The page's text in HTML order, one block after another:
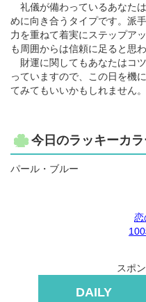
礼儀が備わっているあなた
めに向き合うタイプです。派
力を重ねて着実にステップア
も周囲からは信頼に足ると思
財運に関してもあなたはコ
っていますので、この日を機
てみてもいいかもしれません。
今日のラッキーカ
パール・ブルー
恋
スポ
DAILY